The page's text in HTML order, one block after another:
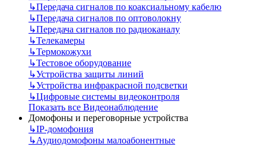
↳Передача сигналов по коаксиальному кабелю
↳Передача сигналов по оптоволокну
↳Передача сигналов по радиоканалу
↳Телекамеры
↳Термокожухи
↳Тестовое оборудование
↳Устройства защиты линий
↳Устройства инфракрасной подсветки
↳Цифровые системы видеоконтроля
Показать все Видеонаблюдение
Домофоны и переговорные устройства
↳IP-домофония
↳Аудиодомофоны малоабонентные